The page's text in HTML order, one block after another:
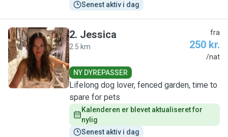
Senest aktiv i dag
J
2. Jessica
2.5 km
fra
250 kr.
/nat
NY DYREPASSER
Lifelong dog lover, fenced garden, time to
spare for pets
Kalenderen er blevet aktualiseret for
nylig
Senest aktiv i dag